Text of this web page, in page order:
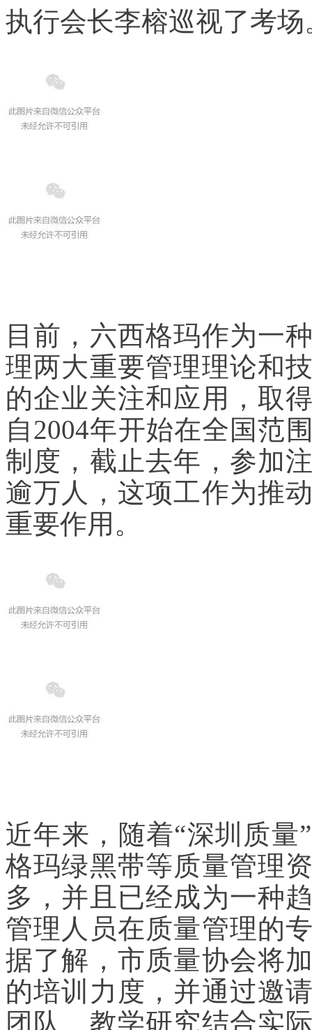
执行会长李榕巡视了考场
目前，六西格玛作为一
理两大重要管理理论和
的企业关注和应用，取
自2004年开始在全国范
制度，截止去年，参加
逾万人，这项工作为推
重要作用。
近年来，随着“深圳质
格玛绿黑带等质量管理
多，并且已经成为一种
管理人员在质量管理的
据了解，市质量协会将
的培训力度，并通过邀
团队、教学研究结合实